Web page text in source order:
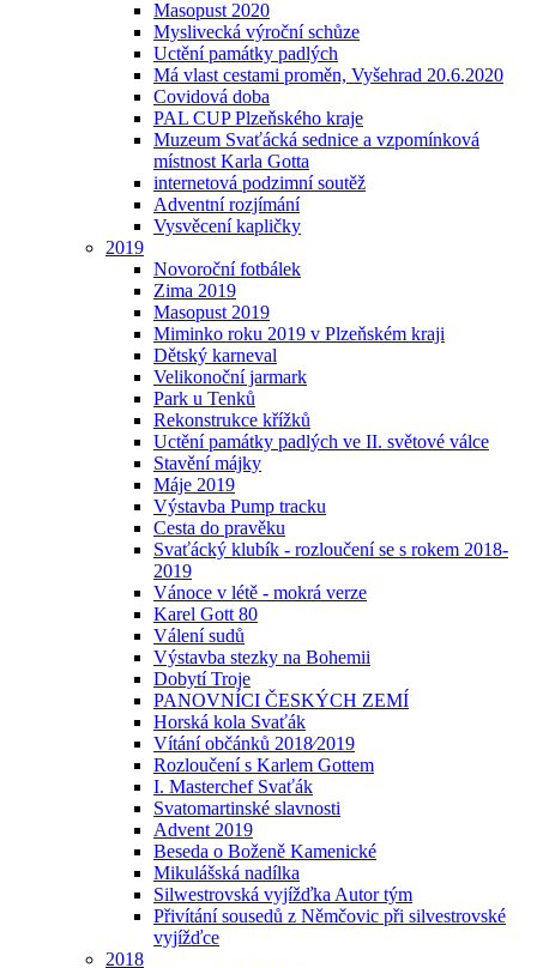
Masopust 2020
Myslivecká výroční schůze
Uctění památky padlých
Má vlast cestami proměn, Vyšehrad 20.6.2020
Covidová doba
PAL CUP Plzeňského kraje
Muzeum Svaťácká sednice a vzpomínková
místnost Karla Gotta
internetová podzimní soutěž
Adventní rozjímání
Vysvěcení kapličky
2019
Novoroční fotbálek
Zima 2019
Masopust 2019
Miminko roku 2019 v Plzeňském kraji
Dětský karneval
Velikonoční jarmark
Park u Tenků
Rekonstrukce křížků
Uctění památky padlých ve II. světové válce
Stavění májky
Máje 2019
Výstavba Pump tracku
Cesta do pravěku
Svaťácký klubík - rozloučení se s rokem 2018-
2019
Vánoce v létě - mokrá verze
Karel Gott 80
Válení sudů
Výstavba stezky na Bohemii
Dobytí Troje
PANOVNÍCI ČESKÝCH ZEMÍ
Horská kola Svaťák
Vítání občánků 2018⁄2019
Rozloučení s Karlem Gottem
I. Masterchef Svaťák
Svatomartinské slavnosti
Advent 2019
Beseda o Boženě Kamenické
Mikulášská nadílka
Silwestrovská vyjížďka Autor tým
Přivítání sousedů z Němčovic při silvestrovské
vyjížďce
2018